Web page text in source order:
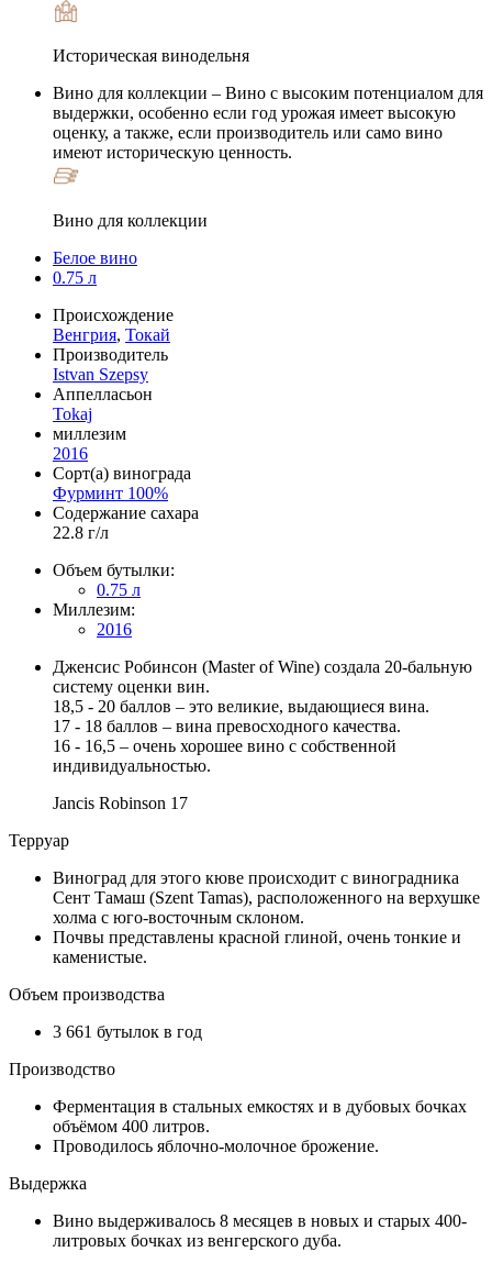
Историческая винодельня
Вино для коллекции – Вино с высоким потенциалом для
выдержки, особенно если год урожая имеет высокую
оценку, а также, если производитель или само вино
имеют историческую ценность.
Вино для коллекции
Белое вино
0.75 л
Происхождение
Венгрия, Токай
Производитель
Istvan Szepsy
Аппелласьон
Tokaj
миллезим
2016
Сорт(а) винограда
Фурминт 100%
Содержание сахара
22.8 г/л
Объем бутылки:
0.75 л
Миллезим:
2016
Дженсис Робинсон (Master of Wine) создала 20-бальную
систему оценки вин.
18,5 - 20 баллов – это великие, выдающиеся вина.
17 - 18 баллов – вина превосходного качества.
16 - 16,5 – очень хорошее вино с собственной
индивидуальностью.
Jancis Robinson 17
Терруар
Виноград для этого кюве происходит с виноградника
Сент Тамаш (Szent Tamas), расположенного на верхушке
холма с юго-восточным склоном.
Почвы представлены красной глиной, очень тонкие и
каменистые.
Объем производства
3 661 бутылок в год
Производство
Ферментация в стальных емкостях и в дубовых бочках
объёмом 400 литров.
Проводилось яблочно-молочное брожение.
Выдержка
Вино выдерживалось 8 месяцев в новых и старых 400-
литровых бочках из венгерского дуба.